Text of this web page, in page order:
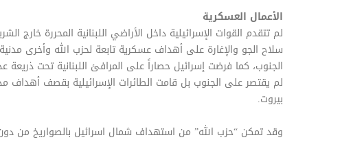
الأعمال العسكرية
لم تتقدم القوات الإسرائيلية داخل الأراضي اللبنانية المحررة
سلاح الجو والإغارة على أهداف عسكرية تابعة لحزب الله وأخرى
الجنوب، كما فرضت إسرائيل حصاراً على المرافئ اللبنانية تحت
لم يقتصر على الجنوب بل قامت الطائرات الإسرائيلية بقصف
بيروت.
وقد تمكن “حزب الله” من استهداف شمال اسرائيل بالصواريخ من